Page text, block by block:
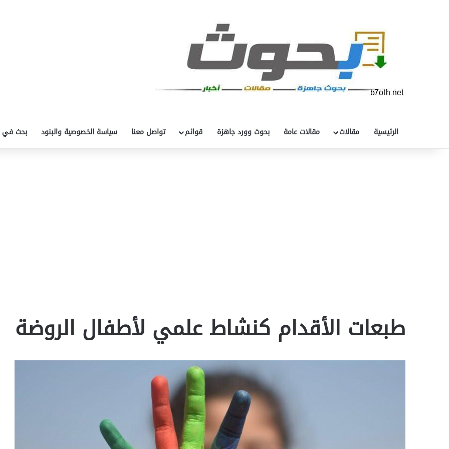
الرئيسية مقالات مقالات عامة بحوث وورد جاهزة قوائم تواصل معنا سياسة الخصوصية والبنود بحث في
طبعات الأقدام كنشاط علمي لأطفال الروضة